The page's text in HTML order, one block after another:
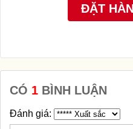
CÓ 1 BÌNH LUẬN
Đánh giá: